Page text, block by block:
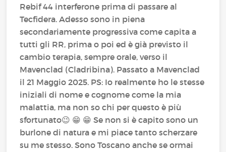
Rebif 44 interferone prima di passare al
Tecfidera. Adesso sono in piena
secondariamente progressiva come capita a
tutti gli RR, prima o poi ed è già previsto il
cambio terapia, sempre orale, verso il
Mavenclad (Cladribina). Passato a Mavenclad
il 21 Maggio 2025. PS: Io realmente ho le stesse
iniziali di nome e cognome come la mia
malattia, ma non so chi per questo è più
sfortunato 😉 😁 😁 Se non si è capito sono un
burlone di natura e mi piace tanto scherzare
su me stesso. Sono Toscano anche se ormai